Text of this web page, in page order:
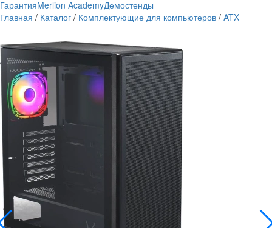
ГарантияMerlion AcademyДемостенды
Главная / Каталог / Комплектующие для компьютеров / ATX